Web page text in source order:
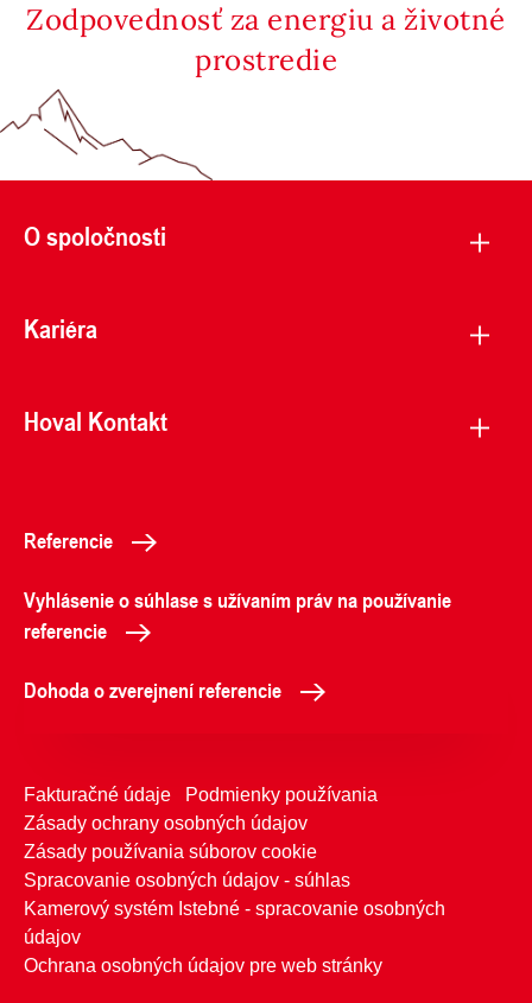
Zodpovednosť za energiu a životné
prostredie
O spoločnosti
Kariéra
Hoval Kontakt
Referencie
Vyhlásenie o súhlase s užívaním práv na používanie
referencie
Dohoda o zverejnení referencie
Fakturačné údaje
Podmienky používania
Zásady ochrany osobných údajov
Zásady používania súborov cookie
Spracovanie osobných údajov - súhlas
Kamerový systém Istebné - spracovanie osobných
údajov
Ochrana osobných údajov pre web stránky